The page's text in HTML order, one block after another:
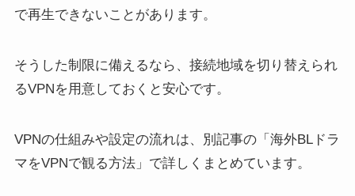
で再生できないことがあります。
そうした制限に備えるなら、接続地域を切り替えられ
るVPNを用意しておくと安心です。
VPNの仕組みや設定の流れは、別記事の「海外BLドラ
マをVPNで観る方法」で詳しくまとめています。